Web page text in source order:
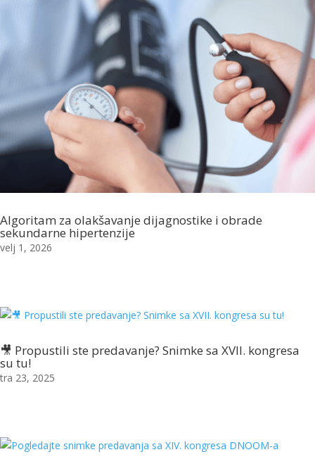
Algoritam za olakšavanje dijagnostike i obrade
sekundarne hipertenzije
velj 1, 2026
🎥 Propustili ste predavanje? Snimke sa XVII. kongresa
su tu!
tra 23, 2025